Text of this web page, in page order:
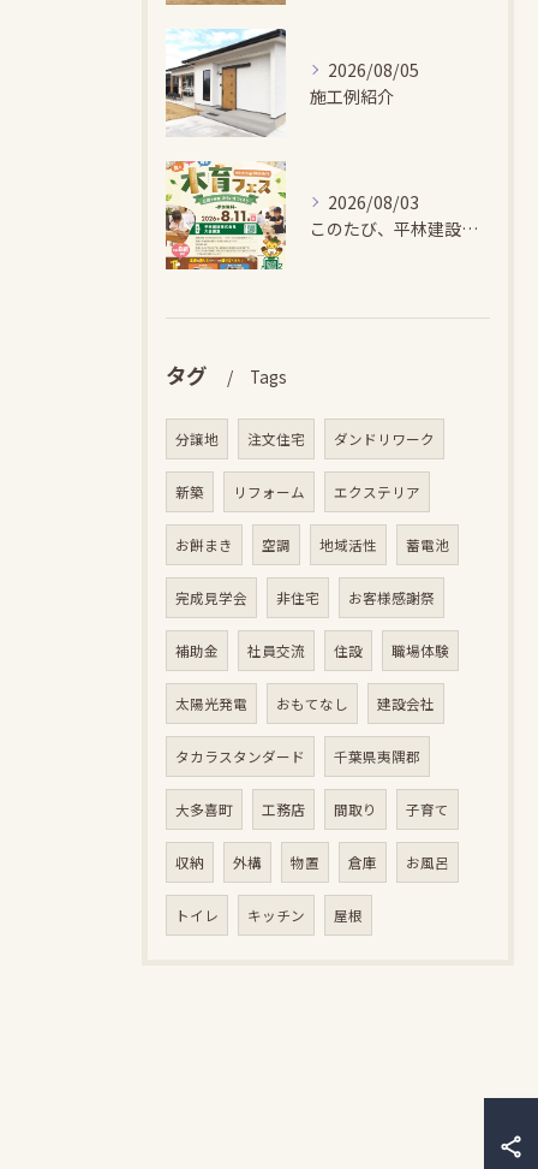
2026/08/05
施工例紹介
2026/08/03
このたび、平林建設では、お子さまが木とふれあい・木について学...
タグ Tags
分譲地 注文住宅 ダンドリワーク
新築 リフォーム エクステリア
お餅まき 空調 地域活性 蓄電池
完成見学会 非住宅 お客様感謝祭
補助金 社員交流 住設 職場体験
太陽光発電 おもてなし 建設会社
タカラスタンダード 千葉県夷隅郡
大多喜町 工務店 間取り 子育て
収納 外構 物置 倉庫 お風呂
トイレ キッチン 屋根